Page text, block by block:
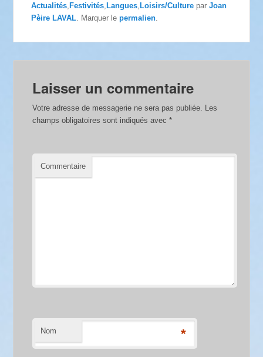
Actualités Festivités Langues Loisirs/Culture parJoan
Pèire LAVAL . Marquer lepermalien
Laisser un commentaire
Votre adresse de messagerie ne sera pas publiée.
Les
champs obligatoires sont indiqués avec*
Commentaire
Nom *